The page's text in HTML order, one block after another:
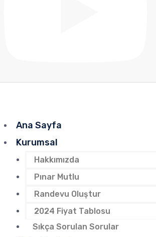
Ana Sayfa
Kurumsal
Hakkımızda
Pınar Mutlu
Randevu Oluştur
2024 Fiyat Tablosu
Sıkça Sorulan Sorular